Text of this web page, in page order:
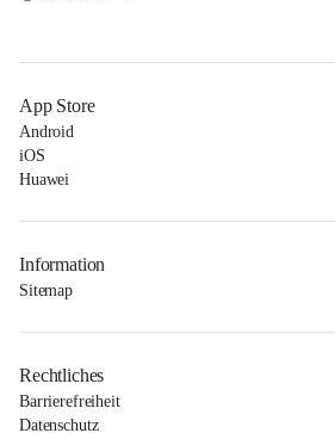
App Store
Android
iOS
Huawei
Information
Sitemap
Rechtliches
Barrierefreiheit
Datenschutz